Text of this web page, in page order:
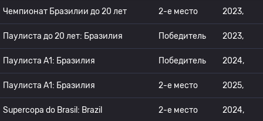
Чемпионат Бразилии до 20 лет 2-е место 2023,
Паулиста до 20 лет: Бразилия Победитель 2023,
Паулиста А1: Бразилия Победитель 2024,
Паулиста А1: Бразилия 2-е место 2025,
Supercopa do Brasil: Brazil 2-е место 2024,